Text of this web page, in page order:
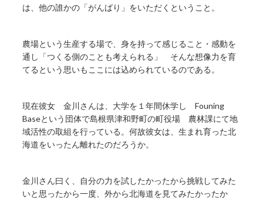
は、他の誰かの「がんばり」をいただくということ。
農場という生産する場で、身を持って感じること・感動を
通し「つくる側のことも考えられる」 そんな想像力を育
てるという思いもここには込められているのである。
現在彼女 金川さんは、大学を１年間休学し Founing
Baseという団体で島根県津和野町の町役場 農林課にて地
域活性の取組を行っている。何故彼女は、生まれ育った北
海道をいったん離れたのだろうか。
金川さん曰く、自分の力を試したかったから挑戦してみた
いと思ったから一度、外から北海道を見てみたかったか